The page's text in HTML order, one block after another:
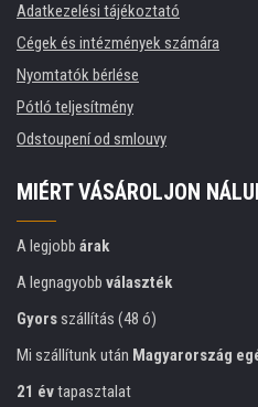
Adatkezelési tájékoztató
Cégek és intézmények számára
Nyomtatók bérlése
Pótló teljesítmény
Odstoupení od smlouvy
MIÉRT VÁSÁROLJON
A legjobb árak
A legnagyobb választék
Gyorsszállítás (48 ó)
Mi szállítunk után Magyarország
21 évtapasztalat